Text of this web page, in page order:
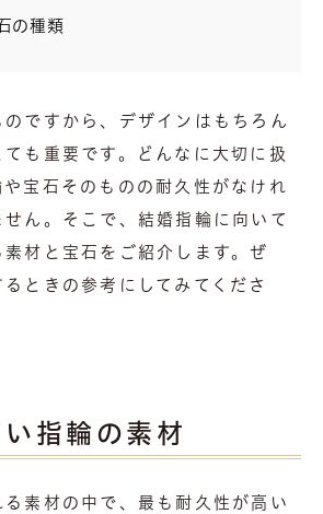
の種類
ですから、デザインはもちろん
も重要です。どんなに大切に扱
宝石そのものの耐久性がなけれ
ん。そこで、結婚指輪に向いて
材と宝石をご紹介します。ぜ
ときの参考にしてみてくださ
指輪の素材
素材の中で、最も耐久性が高い